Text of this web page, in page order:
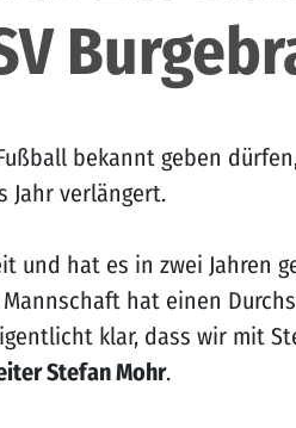
bekannt geben
Jahr verlängert.
und hat es in zwei Jahren
hat einen
klar, dass wir mit
Stefan Mohr.